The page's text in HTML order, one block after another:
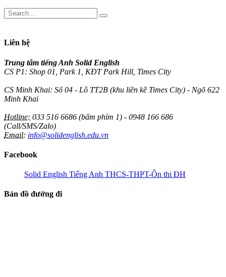
Liên hệ
Trung tâm tiếng Anh Solid English
CS P1: Shop 01, Park 1, KĐT Park Hill, Times City
CS Minh Khai: Số 04 - Lô TT2B (khu liền kề Times City) - Ngõ 622
Minh Khai
Hotline: 033 516 6686 (bấm phím 1) - 0948 166 686
(Call/SMS/Zalo)
Email: info@solidenglish.edu.vn
Facebook
Solid English Tiếng Anh THCS-THPT-Ôn thi ĐH
Bản đồ đường đi